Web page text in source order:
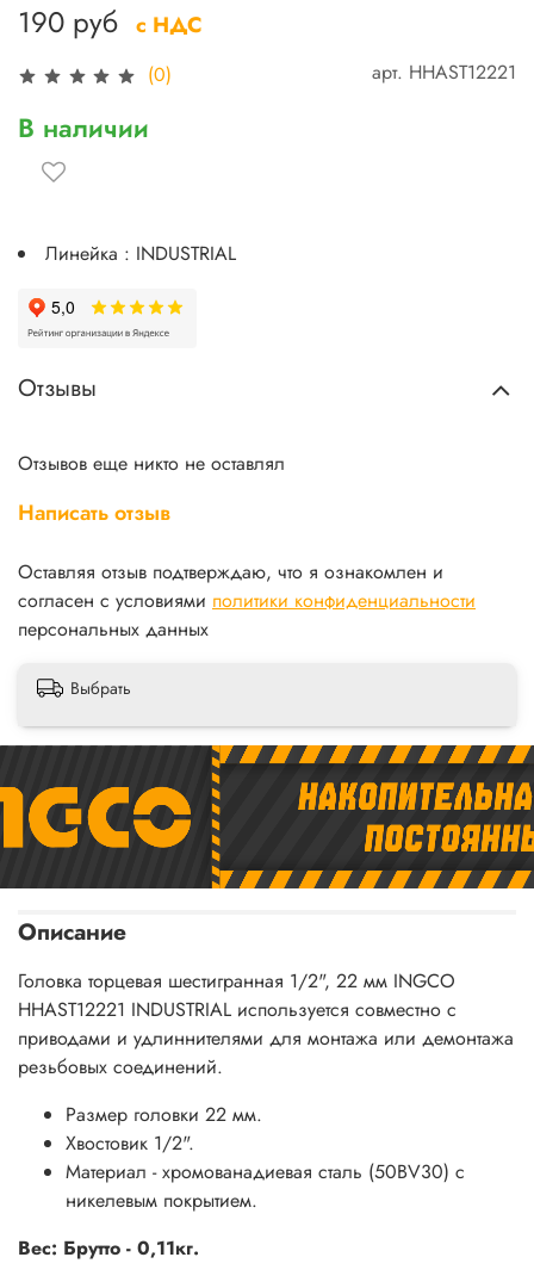
(0) арт. HHAST12221
190 руб с НДС
В наличии
Линейка : INDUSTRIAL
Отзывы
Отзывов еще никто не оставлял
Написать отзыв
Оставляя отзыв подтверждаю, что я ознакомлен и
согласен с условиями политики конфиденциальности
персональных данных
Выбрать
Описание
Головка торцевая шестигранная 1/2", 22 мм INGCO
HHAST12221 INDUSTRIAL используется совместно с
приводами и удлиннителями для монтажа или демонтажа
резьбовых соединений.
Размер головки 22 мм.
Хвостовик 1/2".
Материал - хромованадиевая сталь (50BV30) с
никелевым покрытием.
Вес: Брутто - 0,11кг.